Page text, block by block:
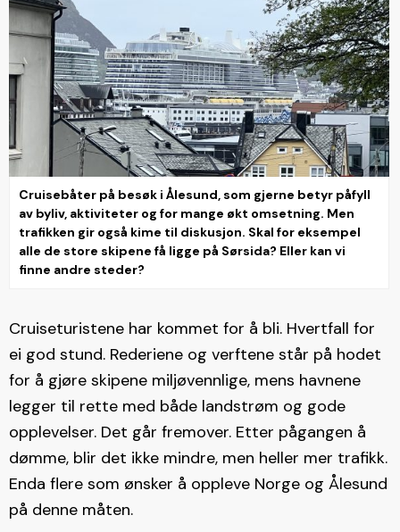
Cruisebåter på besøk i Ålesund, som gjerne betyr påfyll
av byliv, aktiviteter og for mange økt omsetning. Men
trafikken gir også kime til diskusjon. Skal for eksempel
alle de store skipene få ligge på Sørsida? Eller kan vi
finne andre steder?
Cruiseturistene har kommet for å bli. Hvertfall for
ei god stund. Rederiene og verftene står på hodet
for å gjøre skipene miljøvennlige, mens havnene
legger til rette med både landstrøm og gode
opplevelser. Det går fremover. Etter pågangen å
dømme, blir det ikke mindre, men heller mer trafikk.
Enda flere som ønsker å oppleve Norge og Ålesund
på denne måten.